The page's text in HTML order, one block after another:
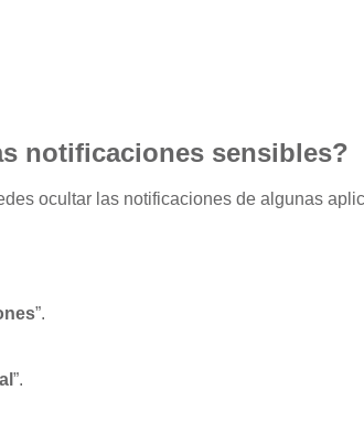
notificaciones sensibles?
ocultar las notificaciones de algunas
”.
”.